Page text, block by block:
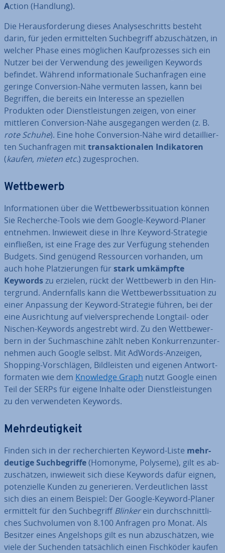
Action (Handlung).
Die Her­aus­for­de­rung dieses Ana­ly­se­schritts besteht
darin, für jeden er­mit­tel­ten Such­be­griff ab­zu­schät­zen, in
welcher Phase eines möglichen Kauf­pro­zes­ses sich ein
Nutzer bei der Ver­wen­dung des je­wei­li­gen Keywords
befindet. Während in­for­ma­tio­na­le Such­an­fra­gen eine
geringe Con­ver­si­on-Nähe vermuten lassen, kann bei
Begriffen, die bereits ein Interesse an spe­zi­el­len
Produkten oder Dienst­leis­tun­gen zeigen, von einer
mittleren Con­ver­si­on-Nähe aus­ge­gan­gen werden (z. B.
rote Schuhe). Eine hohe Con­ver­si­on-Nähe wird de­tail­lier­
ten Such­an­fra­gen mittrans­ak­tio­na­len In­di­ka­to­ren
(kaufen, mieten etc.) zu­ge­spro­chen.
Wett­be­werb
In­for­ma­tio­nen über die Wett­be­werbs­si­tua­ti­on können
Sie Recherche-Tools wie dem Google-Keyword-Planer
entnehmen. Inwieweit diese in Ihre Keyword-Strategie
ein­flie­ßen, ist eine Frage des zur Verfügung stehenden
Budgets. Sind genügend Res­sour­cen vorhanden, um
auch hohe Plat­zie­run­gen für stark umkämpfte
Keywordszu erzielen, rückt der Wett­be­werb in den Hin­
ter­grund. An­dern­falls kann die Wett­be­werbs­si­tua­ti­on zu
einer Anpassung der Keyword-Strategie führen, bei der
eine Aus­rich­tung auf viel­ver­spre­chen­de Longtail- oder
Nischen-Keywords an­ge­strebt wird. Zu den Wett­be­wer­
bern in der Such­ma­schi­ne zählt neben Kon­kur­renz­un­ter­
neh­men auch Google selbst. Mit AdWords-Anzeigen,
Shopping-Vor­schlä­gen, Bild­leis­ten und eigenen Ant­wort­
for­ma­ten wie dem Knowledge Graph nutzt Google einen
Teil der SERPs für eigene Inhalte oder Dienst­leis­tun­gen
zu den ver­wen­de­ten Keywords.
Mehr­deu­tig­keit
Finden sich in der re­cher­chier­ten Keyword-Liste mehr­
deu­ti­ge Such­be­grif­fe(Homonyme, Polyseme), gilt es ab­
zu­schät­zen, inwieweit sich diese Keywords dafür eignen,
po­ten­zi­el­le Kunden zu ge­ne­rie­ren. Ver­deut­li­chen lässt
sich dies an einem Beispiel: Der Google-Keyword-Planer
ermittelt für den Such­be­griffBlinkerein durch­schnitt­li­
ches Such­vo­lu­men von 8.100 Anfragen pro Monat. Als
Besitzer eines An­gel­shops gilt es nun ab­zu­schät­zen, wie
viele der Suchenden tat­säch­lich einen Fisch­kö­der kaufen